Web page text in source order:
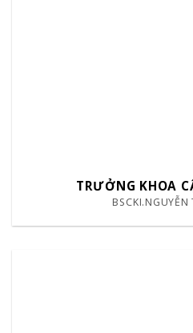
TRƯỞNG KHOA